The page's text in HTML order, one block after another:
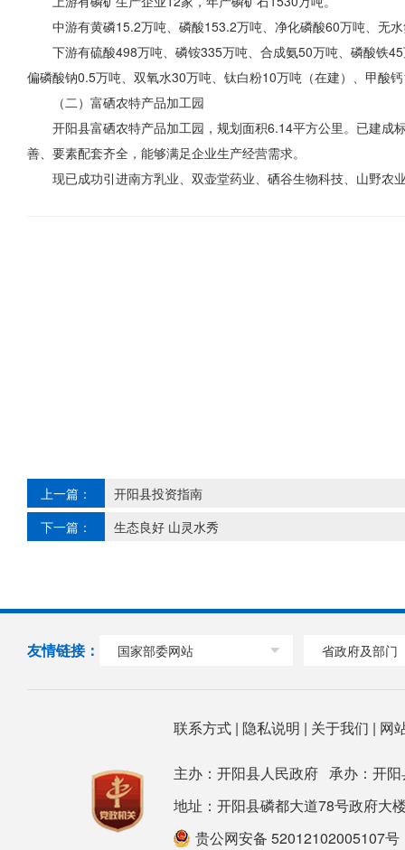
中游有黄磷15.2万吨、磷酸153.2万吨、净化磷酸60万吨、无
下游有硫酸498万吨、磷铵335万吨、合成氨50万吨、磷酸铁
偏磷酸钠0.5万吨、双氧水30万吨、钛白粉10万吨（在建）、甲酸
（二）富硒农特产品加工园
开阳县富硒农特产品加工园，规划面积6.14平方公里。已建
善、要素配套齐全，能够满足企业生产经营需求。
现已成功引进南方乳业、双壶堂药业、硒谷生物科技、山野
上一篇：
开阳县投资指南
下一篇：
生态良好 山灵水秀
友情链接： 国家部委网站 省政府及部门
联系方式| 隐私说明 | 关于我们 | 网
主办：开阳县人民政府 承办：开
地址：开阳县磷都大道78号政府
贵公网安备 52012102005107号